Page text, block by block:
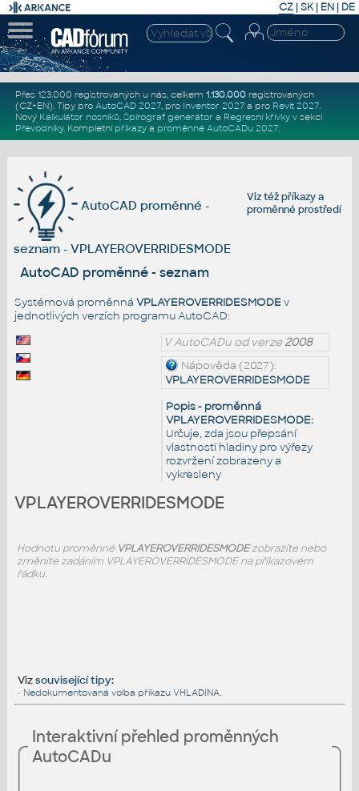
CZ | SK| EN | DE
Přes 123.000 registrovaných u nás, celkem 1.130.000registrovaných
(CZ+EN). Tipy pro AutoCAD 2027, pro Inventor 2027a pro Revit 2027.
Nový Kalkulátor nosníků, Spirograf generátor a Regresní křivkyv sekci
Převodníky. Kompletní příkazya proměnné AutoCADu 2027.
Viz téžpříkazya
proměnné prostředí
AutoCAD proměnné -
seznam - VPLAYEROVERRIDESMODE
AutoCAD proměnné - seznam
Systémová proměnná VPLAYEROVERRIDESMODEv
jednotlivých verzích programu AutoCAD:
V AutoCADu od verze2008
Nápověda (2027):
VPLAYEROVERRIDESMODE
Popis - proměnná
VPLAYEROVERRIDESMODE:
Určuje, zda jsou přepsání
vlastností hladiny pro výřezy
rozvržení zobrazeny a
vykresleny
VPLAYEROVERRIDESMODE
Hodnotu proměnné VPLAYEROVERRIDESMODEzobrazíte nebo
změníte zadáním VPLAYEROVERRIDESMODE na příkazovém
řádku.
Vizsouvisející tipy:
• Nedokumentovaná volba příkazu VHLADINA.
Interaktivní přehled proměnných
AutoCADu